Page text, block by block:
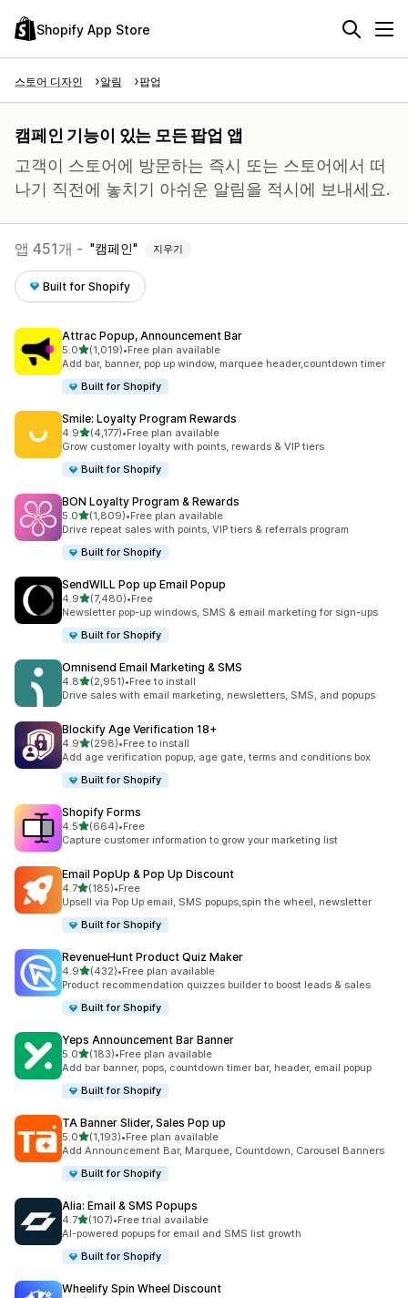
Shopify App Store
스토어 디자인 알림 팝업
캠페인 기능이 있는 모든 팝업 앱
고객이 스토어에 방문하는 즉시 또는 스토어에서 떠
나기 직전에 놓치기 아쉬운 알림을 적시에 보내세요.
앱 451개 - 캠페인 지우기
Built for Shopify
Attrac Popup, Announcement Bar
5.0별 5개 중
(1,019)
총 리뷰 1019개
•Free plan available
Add bar, banner, pop up window, marquee header,countdown timer
Built for Shopify
Smile: Loyalty Program Rewards
4.9별 5개 중
(4,177)
총 리뷰 4177개
•Free plan available
Grow customer loyalty with points, rewards & VIP tiers
Built for Shopify
BON Loyalty Program & Rewards
5.0별 5개 중
(1,809)
총 리뷰 1809개
•Free plan available
Drive repeat sales with points, VIP tiers & referrals program
Built for Shopify
SendWILL Pop up Email Popup
4.9별 5개 중
(7,480)
총 리뷰 7480개
•Free
Newsletter pop-up windows, SMS & email marketing for sign-ups
Built for Shopify
Omnisend Email Marketing & SMS
4.8별 5개 중
(2,951)
총 리뷰 2951개
•Free to install
Drive sales with email marketing, newsletters, SMS, and popups
Blockify Age Verification 18+
4.9별 5개 중
(298)
총 리뷰 298개
•Free to install
Add age verification popup, age gate, terms and conditions box
Built for Shopify
Shopify Forms
4.5별 5개 중
(664)
총 리뷰 664개
•Free
Capture customer information to grow your marketing list
Email PopUp & Pop Up Discount
4.7별 5개 중
(185)
총 리뷰 185개
•Free
Upsell via Pop Up email, SMS popups,spin the wheel, newsletter
Built for Shopify
RevenueHunt Product Quiz Maker
4.9별 5개 중
(432)
총 리뷰 432개
•Free plan available
Product recommendation quizzes builder to boost leads & sales
Built for Shopify
Yeps Announcement Bar Banner
5.0별 5개 중
(183)
총 리뷰 183개
•Free plan available
Add bar banner, pops, countdown timer bar, header, email popup
Built for Shopify
TA Banner Slider, Sales Pop up
5.0별 5개 중
(1,193)
총 리뷰 1193개
•Free plan available
Add Announcement Bar, Marquee, Countdown, Carousel Banners
Built for Shopify
Alia: Email & SMS Popups
4.7별 5개 중
(107)
총 리뷰 107개
•Free trial available
AI-powered popups for email and SMS list growth
Built for Shopify
Wheelify Spin Wheel Discount